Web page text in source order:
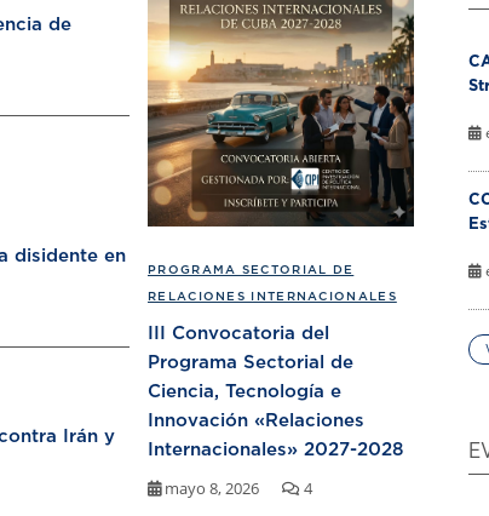
PROGRAMA SECTORIAL DE
RELACIONES INTERNACIONALES
III Convocatoria del
Programa Sectorial de
Ciencia, Tecnología e
Innovación «Relaciones
Internacionales» 2027-2028
mayo 8, 2026
4
de
disidente en
Irán y